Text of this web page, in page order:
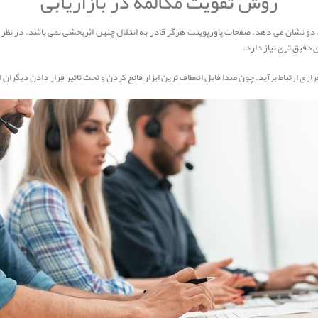
نشان می دهد. صفحات پاورپوینت هرگز قادر به انتقال چنین اثربخشی نمی باشد. در
تری نیاز دارد.
ارتباط برآید. چون صدا قابل انعطاف ترین ابزار قانع کردن و تحت تاثیر قرار دادن